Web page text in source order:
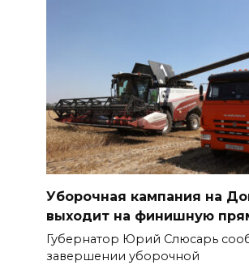
Уборочная кампания на
выходит на финишную
Губернатор Юрий Слюсарь
завершении уборочной